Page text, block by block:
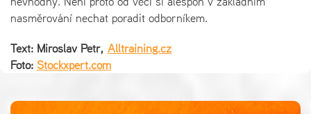
nasměrování nechat poradit odborníkem.
Text: Miroslav Petr, Alltraining.cz
Foto: Stockxpert.com